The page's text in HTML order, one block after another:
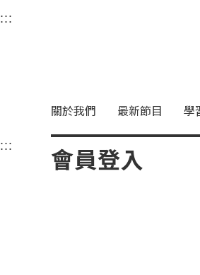
衛武營國家藝
中央內容區塊，為本頁主要內容區。
:::
關於我們 最新節目 學
::: 中央內容區塊，為本頁主要內容
會員登入